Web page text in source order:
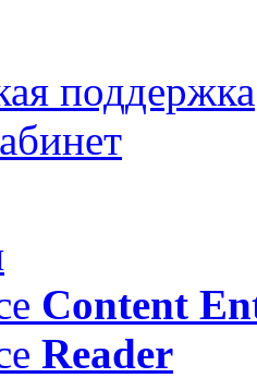
поддержка
Content
Reader